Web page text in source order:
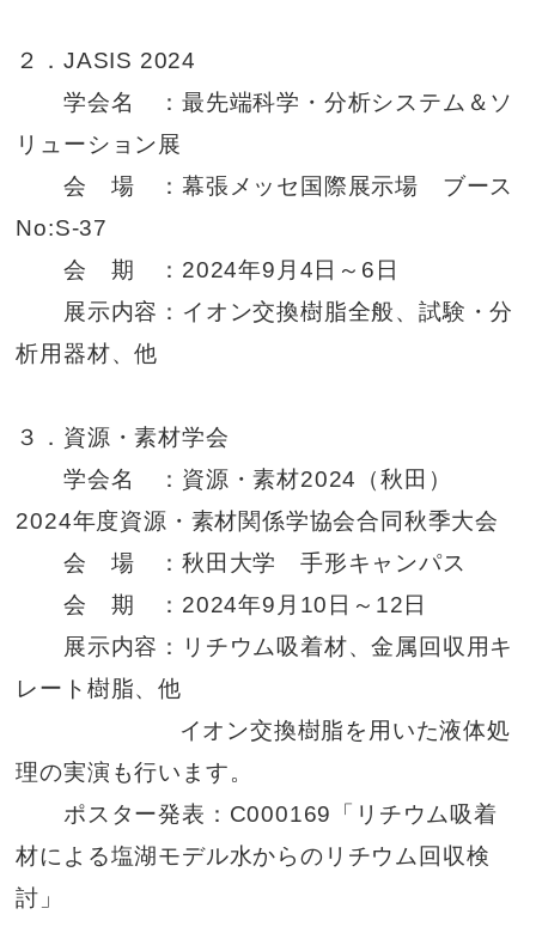
２．JASIS 2024
学会名 ：最先端科学・分析システム＆ソ
リューション展
会 場 ：幕張メッセ国際展示場 ブース
No:S-37
会 期 ：2024年9月4日～6日
展示内容：イオン交換樹脂全般、試験・分
析用器材、他
３．資源・素材学会
学会名 ：資源・素材2024（秋田）
2024年度資源・素材関係学協会合同秋季大会
会 場 ：秋田大学 手形キャンパス
会 期 ：2024年9月10日～12日
展示内容：リチウム吸着材、金属回収用キ
レート樹脂、他
イオン交換樹脂を用いた液体処
理の実演も行います。
ポスター発表：C000169「リチウム吸着
材による塩湖モデル水からのリチウム回収検
討」